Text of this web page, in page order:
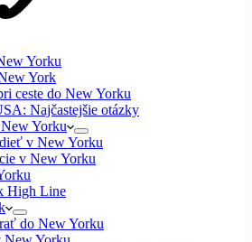
Yorku
York
ceste do New Yorku
Najčastejšie otázky
Yorku
v New Yorku
v New Yorku
High Line
do New Yorku